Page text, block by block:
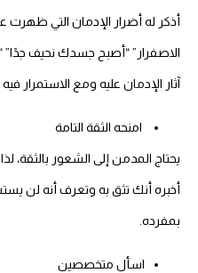
أذكر له أضرار الإدمان التي
الاصفرار” “أصبح جسدك نحيف
آثار الإدمان عليه ومع الاستمرار
امنحه الثقة التامة
يحتاج المدمن إلى الشعور بالثقة،
أخبره أنك تثق به وتعرف أنه لن
بمفرده.
اسأل متخصصين